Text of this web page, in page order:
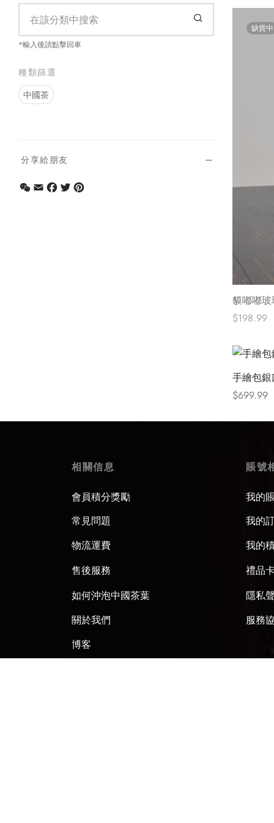
*輸入後請點擊回車
種類篩選
中國茶
分享給朋友
WeChat
EmailFacebook
Twitter
缺貨中
貘嘟嘟玻
$198.99
手繪包
$699.99
相關信息
會員積分獎勵
常見問題
物流運費
售後服務
如何沖泡中國茶葉
關於我們
博客
賬號
我的
我的
我的
禮品
隱私
服務